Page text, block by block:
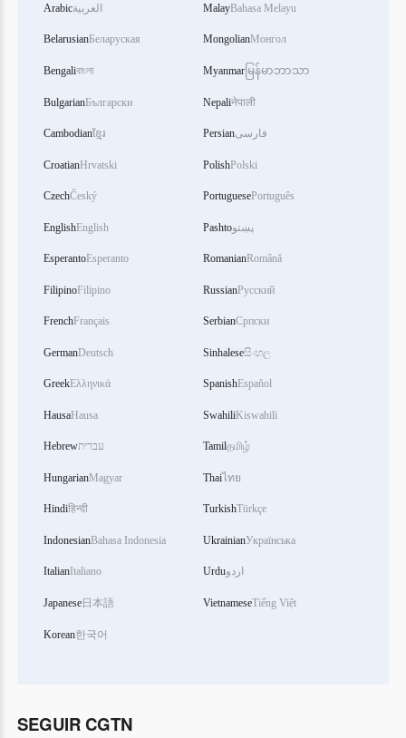
Arabicالعربية
BelarusianБеларуская
Bengaliবাংলা
BulgarianБългарски
Cambodianខ្មែរ
CroatianHrvatski
CzechČeský
EnglishEnglish
EsperantoEsperanto
FilipinoFilipino
FrenchFrançais
GermanDeutsch
GreekΕλληνικά
HausaHausa
Hebrewעברית
HungarianMagyar
Hindiहिन्दी
IndonesianBahasa Indonesia
ItalianItaliano
Japanese日本語
Korean한국어
MalayBahasa Melayu
MongolianМонгол
Myanmar မြန်မာဘာသာ
Nepaliनेपाली
Persianفارسی
PolishPolski
PortuguesePortuguês
Pashtoپښتو
RomanianRomână
RussianРусский
SerbianСрпски
Sinhaleseසිංහල
SpanishEspañol
SwahiliKiswahili
Tamilதமிழ்
Thaiไทย
TurkishTürkçe
UkrainianУкраїнська
Urduاردو
VietnameseTiếng Việt
SEGUIR CGTN